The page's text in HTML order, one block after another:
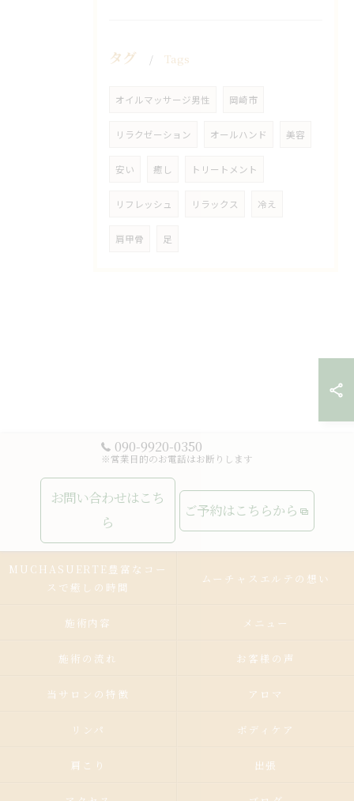
タグ Tags
オイルマッサージ男性 岡崎市
リラクゼーション オールハンド 美容
安い 癒し トリートメント
リフレッシュ リラックス 冷え
肩甲骨 足
090-9920-0350
※営業目的のお電話はお断りします
お問い合わせはこち
ら
ご予約はこちらから
MUCHASUERTE豊富なコー
スで癒しの時間
ムーチャスエルテの想い
施術内容 メニュー
施術の流れ お客様の声
当サロンの特徴 アロマ
リンパ ボディケア
肩こり 出張